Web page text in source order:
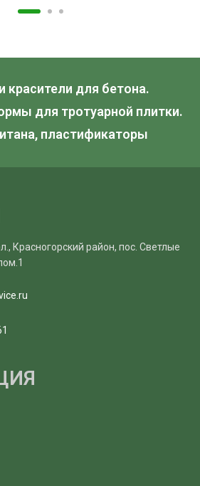
красители для бетона.
для тротуарной плитки.
пластификаторы
Красногорский район, пос. Светлые